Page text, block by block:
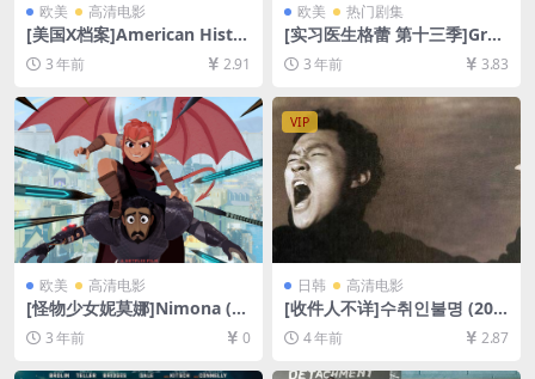
欧美 高清电影
[美国X档案]American Histor
y X (1998)[百度网盘+迅雷云
盘资源1080P超清未删减][MP
4/7GB][中英字幕]
3 年前 2.91
欧美 热门剧集
[实习医生格蕾 第十三季]Gre
y’s Anatomy Season 13 (20
16)[百度网盘+夸克网盘1080P
超清未删减资源][网盘在线播
放/下载][MP4/66GB][奈飞官
方中字]
3 年前 3.83
欧美 高清电影
[怪物少女妮莫娜]Nimona (20
23)[百度网盘+迅雷云盘资源1
080P超清未删减][MP4/2GB]
3 年前 0
VIP
日韩 高清电影
[收件人不详]수취인불명 (200
1)[百度网盘+迅雷云盘+夸克网
盘资源1080P超清未删减][MP
4 年前 2.87